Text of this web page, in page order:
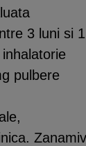
3 luni si
pulbere